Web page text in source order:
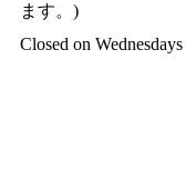
ます。)
Closed on Wednesdays​